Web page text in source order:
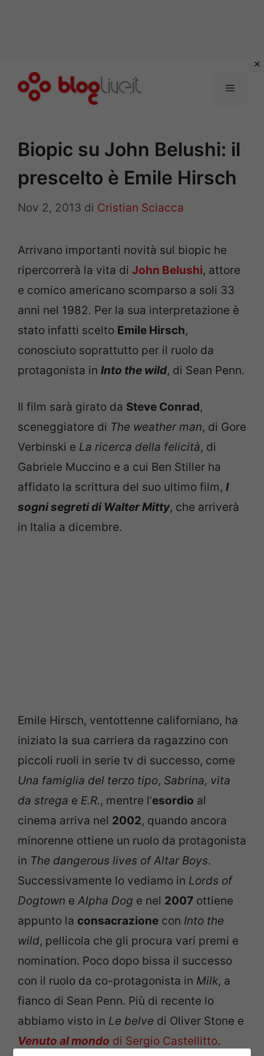
Menu
Biopic su John Belushi: il
prescelto è Emile Hirsch
Nov 2, 2013 di Cristian Sciacca
Arrivano importanti novità sul biopic he
ripercorrerà la vita di John Belushi, attore
e comico americano scomparso a soli 33
anni nel 1982. Per la sua interpretazione è
stato infatti scelto Emile Hirsch,
conosciuto soprattutto per il ruolo da
protagonista in Into the wild, di Sean Penn.
Il film sarà girato da Steve Conrad,
sceneggiatore di The weather man, di Gore
Verbinski e La ricerca della felicità, di
Gabriele Muccino e a cui Ben Stiller ha
affidato la scrittura del suo ultimo film, I
sogni segreti di Walter Mitty, che arriverà
in Italia a dicembre.
Emile Hirsch, ventottenne californiano, ha
iniziato la sua carriera da ragazzino con
piccoli ruoli in serie tv di successo, come
Una famiglia del terzo tipo, Sabrina, vita
da strega e E.R., mentre l’esordio al
cinema arriva nel 2002, quando ancora
minorenne ottiene un ruolo da protagonista
in The dangerous lives of Altar Boys.
Successivamente lo vediamo in Lords of
Dogtown e Alpha Dog e nel 2007 ottiene
appunto la consacrazione con Into the
wild, pellicola che gli procura vari premi e
nomination. Poco dopo bissa il successo
con il ruolo da co-protagonista in Milk, a
fianco di Sean Penn. Più di recente lo
abbiamo visto in Le belve di Oliver Stone e
Venuto al mondo di Sergio Castellitto.